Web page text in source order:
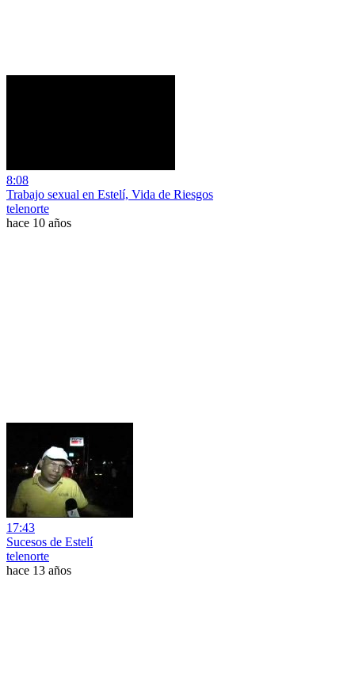
8:08
Trabajo sexual en Estelí, Vida de Riesgos
telenorte
hace 10 años
17:43
Sucesos de Estelí
telenorte
hace 13 años